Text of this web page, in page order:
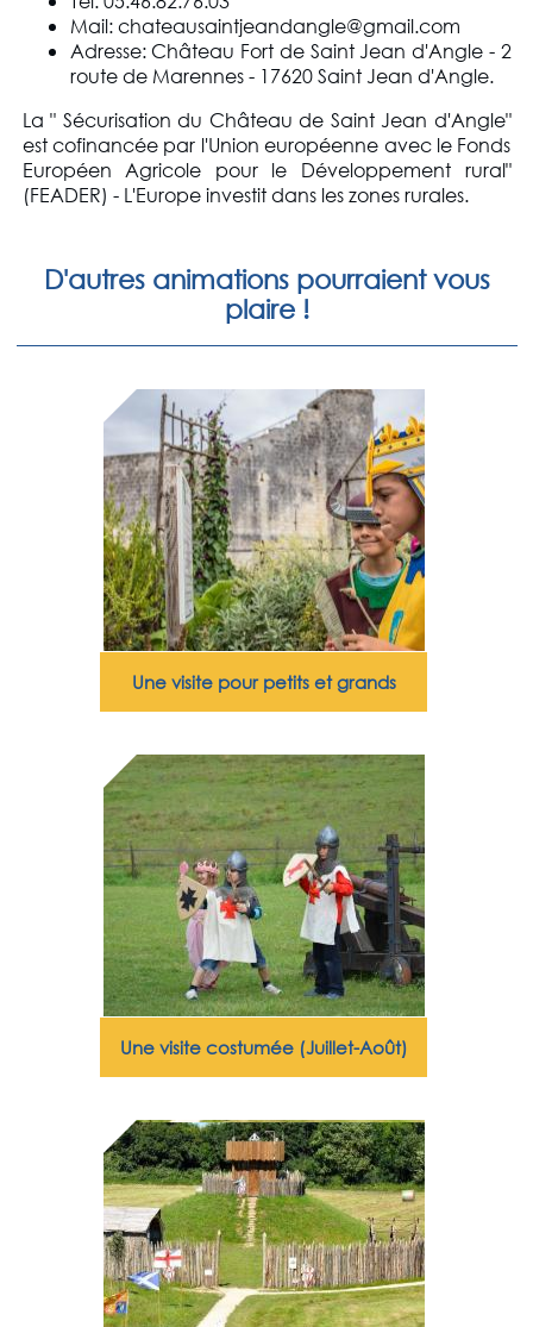
Mail: chateausaintjeandangle@gmail.com
Adresse: Château Fort de Saint Jean d'Angle - 2
route de Marennes - 17620 Saint Jean d'Angle.
La " Sécurisation du Château de Saint Jean d'Angle"
est cofinancée par l'Union européenne avec le Fonds
Européen Agricole pour le Développement rural"
(FEADER) - L'Europe investit dans les zones rurales.
D'autres animations pourraient vous
plaire !
Une visite pour petits et grands
Une visite costumée (Juillet-Août)